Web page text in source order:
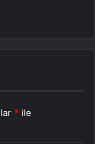
* ile